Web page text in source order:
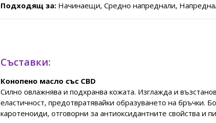
Подходящ за:Начинаещи, Средно напреднали,
Съставки:
Конопено масло със CBD
Силно овлажнява и подхранва кожата. Изглажда и
еластичност, предотвратявайки образуването на бръчки.
каротеноиди, отговорни за антиоксидантните свойства и